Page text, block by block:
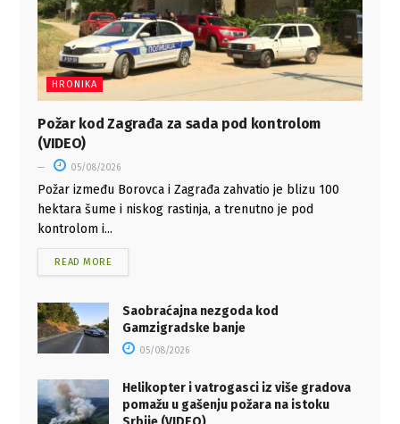
HRONIKA
Požar kod Zagrađa za sada pod kontrolom
(VIDEO)
05/08/2026
Požar između Borovca i Zagrađa zahvatio je blizu 100
hektara šume i niskog rastinja, a trenutno je pod
kontrolom i...
READ MORE
Saobraćajna nezgoda kod
Gamzigradske banje
05/08/2026
Helikopter i vatrogasci iz više gradova
pomažu u gašenju požara na istoku